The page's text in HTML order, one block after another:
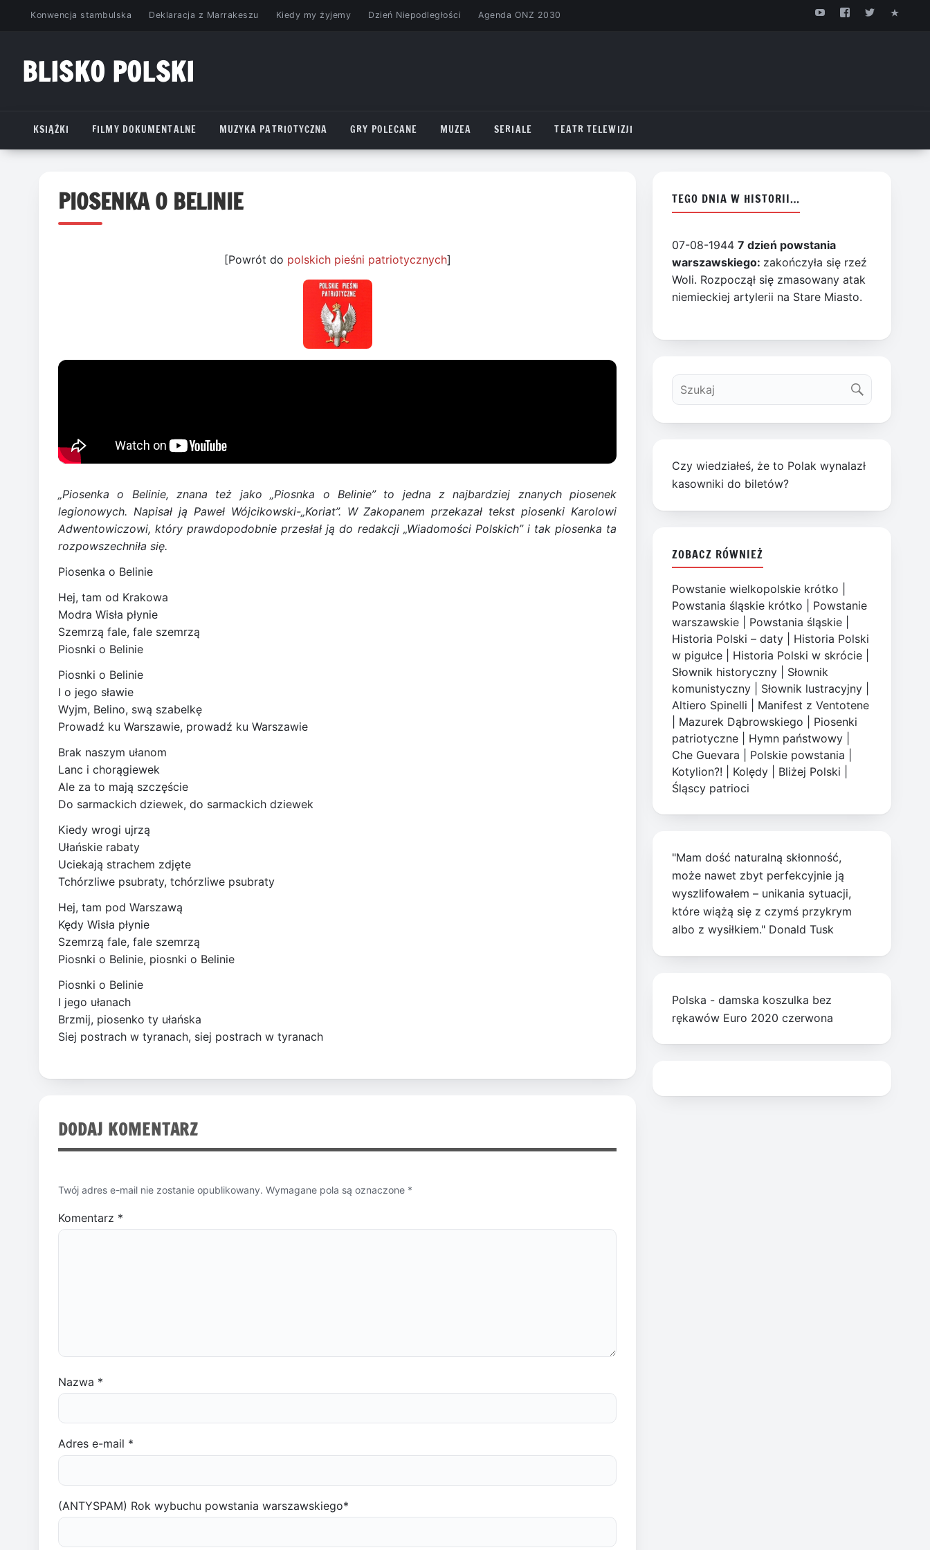
PrzejdźKonwencja stambulska Deklaracja z Marrakeszu Kiedy my żyjemy Dzień Niepodległości Agenda ONZ 2030
BLISKO POLSKI
KSIĄŻKI
FILMY DOKUMENTALNE MUZYKA PATRIOTYCZNA GRY POLECANE MUZEA SERIALE TEATR TELEWIZJI
PIOSENKA O BELINIE
[Powrót do polskich pieśni patriotycznych]
„Piosenka o Belinie, znana też jako „Piosnka o Belinie” to jedna z najbardziej znanych piosenek
legionowych. Napisał ją Paweł Wójcikowski-„Koriat”. W Zakopanem przekazał tekst piosenki Karolowi
Adwentowiczowi, który prawdopodobnie przesłał ją do redakcji „Wiadomości Polskich” i tak piosenka ta
rozpowszechniła się.
Piosenka o Belinie
Hej, tam od Krakowa
Modra Wisła płynie
Szemrzą fale, fale szemrzą
Piosnki o Belinie
Piosnki o Belinie
I o jego sławie
Wyjm, Belino, swą szabelkę
Prowadź ku Warszawie, prowadź ku Warszawie
Brak naszym ułanom
Lanc i chorągiewek
Ale za to mają szczęście
Do sarmackich dziewek, do sarmackich dziewek
Kiedy wrogi ujrzą
Ułańskie rabaty
Uciekają strachem zdjęte
Tchórzliwe psubraty, tchórzliwe psubraty
Hej, tam pod Warszawą
Kędy Wisła płynie
Szemrzą fale, fale szemrzą
Piosnki o Belinie, piosnki o Belinie
Piosnki o Belinie
I jego ułanach
Brzmij, piosenko ty ułańska
Siej postrach w tyranach, siej postrach w tyranach
DODAJ KOMENTARZ
Twój adres e-mail nie zostanie opublikowany. Wymagane pola są oznaczone *
Komentarz *
Nazwa *
Adres e-mail *
(ANTYSPAM) Rok wybuchu powstania warszawskiego*
TEGO DNIA W HISTORII…
07-08-19447 dzień powstania
warszawskiego: zakończyła się rzeź
Woli. Rozpoczął się zmasowany atak
niemieckiej artylerii na Stare Miasto.
Czy wiedziałeś, że to Polak wynalazł
kasowniki do biletów?
ZOBACZ RÓWNIEŻ
Powstanie wielkopolskie krótko
Powstania śląskie krótko
Powstanie
warszawskie
Powstania śląskie
Historia Polski – daty
Historia Polski
w pigułce
Historia Polski w skrócie
Słownik historyczny
Słownik
komunistyczny
Słownik lustracyjny
Altiero Spinelli
Manifest z Ventotene
Mazurek Dąbrowskiego
Piosenki
patriotyczne
Hymn państwowy
Che Guevara
Polskie powstania
Kotylion?!
Kolędy Bliżej Polski
Śląscy patrioci
"Mam dość naturalną skłonność,
może nawet zbyt perfekcyjnie ją
wyszlifowałem – unikania sytuacji,
które wiążą się z czymś przykrym
albo z wysiłkiem." Donald Tusk
Polska - damska koszulka bez
rękawów Euro 2020 czerwona